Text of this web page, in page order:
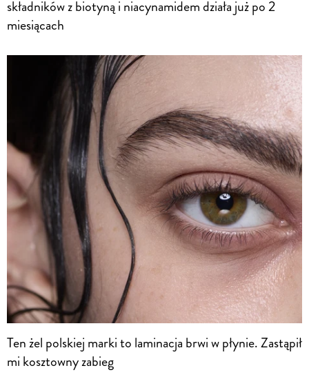
składników z biotyną i niacynamidem działa już po 2
miesiącach
Ten żel polskiej marki to laminacja brwi w płynie. Zastąpił
mi kosztowny zabieg